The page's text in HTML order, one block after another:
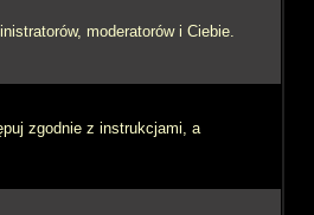
moderatorów i Ciebie.
zgodnie z instrukcjami, a